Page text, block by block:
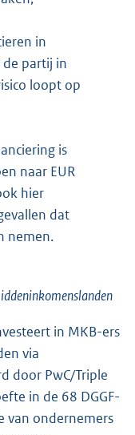
in
partij in
loopt op
is
naar EUR
hier
dat
nemen.
in MKB-ers
via
door PwC/Triple
in de 68 DGGF-
van ondernemers